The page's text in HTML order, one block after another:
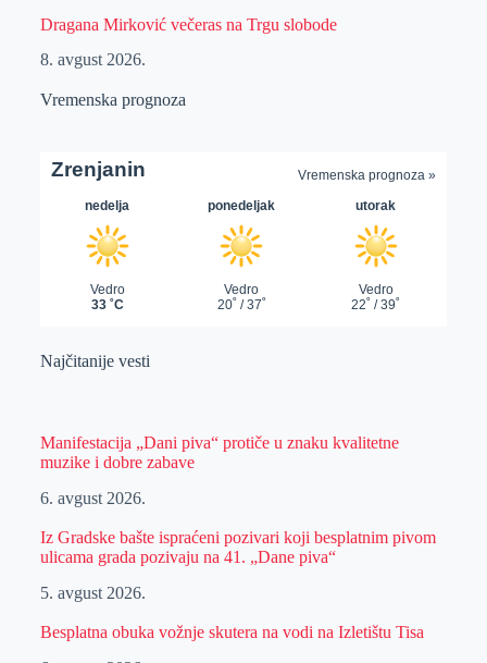
Dragana Mirković večeras na Trgu slobode
8. avgust 2026.
Vremenska prognoza
Najčitanije vesti
Manifestacija „Dani piva“ protiče u znaku kvalitetne
muzike i dobre zabave
6. avgust 2026.
Iz Gradske bašte ispraćeni pozivari koji besplatnim pivom
ulicama grada pozivaju na 41. „Dane piva“
5. avgust 2026.
Besplatna obuka vožnje skutera na vodi na Izletištu Tisa